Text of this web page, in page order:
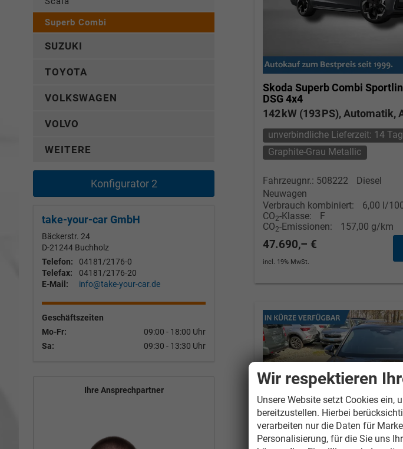
Skoda Superb Combi
DSG 4x4
142 kW (193 PS), Automatik,
unverbindliche Lieferzeit: 14
Graphite-Grau Metallic
Fahrzeugnr.: 508222
Diesel
Neuwagen
Verbrauch kombiniert:
6,00 l/
CO2-Klasse:
F
CO2-Emissionen: 157,00 g/km
47.690,– €
incl. 19% MwSt.
Superb Combi
SUZUKI
TOYOTA
VOLKSWAGEN
VOLVO
WEITERE
Konfigurator 2
take-your-car GmbH
Bäckerstr. 24
D-21244 Buchholz
Telefon:
04181/2176-0
Telefax:
04181/2176-20
E-Mail:
info@take-your-car.de
Geschäftszeiten
Mo-Fr:
09:00 - 18:00 Uhr
Sa:
09:30 - 13:30 Uhr
Ihre Ansprechpartner
Wir respektieren
Unsere Website setzt Cookies ein,
bereitzustellen. Hierbei
verarbeiten nur die Daten für
Personalisierung, für die Sie uns